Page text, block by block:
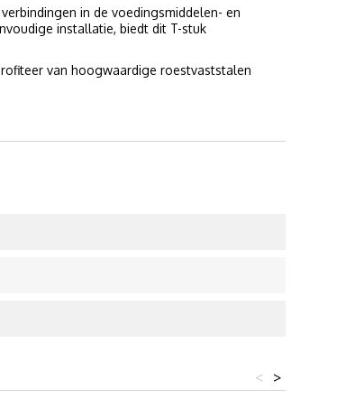
in de voedingsmiddelen- en
installatie, biedt dit T-stuk
van hoogwaardige roestvaststalen
>
<